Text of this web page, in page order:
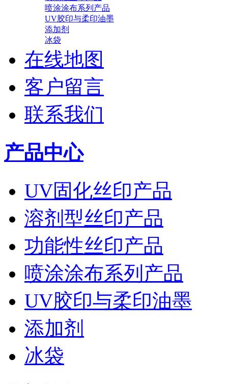
喷涂涂布系列产品
UV胶印与柔印油墨
添加剂
冰袋
在线地图
客户留言
联系我们
产品中心
UV固化丝印产品
溶剂型丝印产品
功能性丝印产品
喷涂涂布系列产品
UV胶印与柔印油墨
添加剂
冰袋